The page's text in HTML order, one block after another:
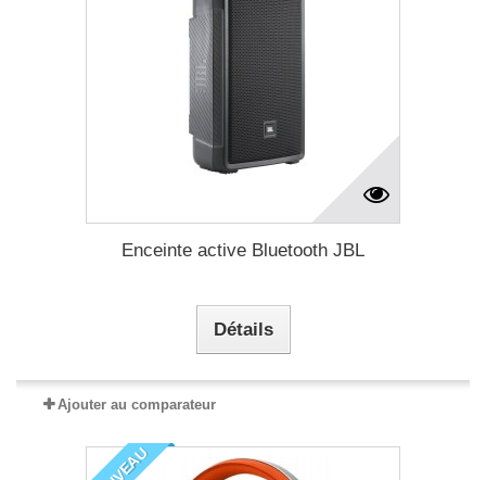
Enceinte active Bluetooth JBL
Détails
Ajouter au comparateur